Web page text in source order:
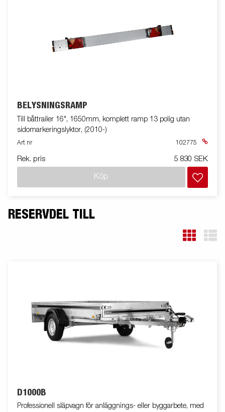
BELYSNINGSRAMP
Till båttrailer 16", 1650mm, komplett ramp 13 polig utan
sidomarkeringslyktor, (2010-)
Art nr 102775
Rek. pris 5 830 SEK
Köp
RESERVDEL TILL
D1000B
Professionell släpvagn för anläggnings- eller byggarbete, med